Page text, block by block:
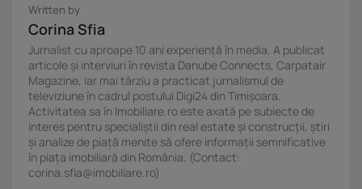
Written by
Corina Sfia
Jurnalist cu aproape 10 ani experiență în media. A publicat
articole și interviuri în revista Danube Connects, Carpatair
Magazine, iar mai târziu a practicat jurnalismul de
televiziune în cadrul postului Digi24 din Timișoara.
Activitatea sa în Imobiliare.ro este axată pe subiecte de
interes pentru specialiștii din real estate și construcții, știri
și analize de piață menite să ofere informații semnificative
în piața imobiliară din România. (Contact:
corina.sfia@imobiliare.ro)